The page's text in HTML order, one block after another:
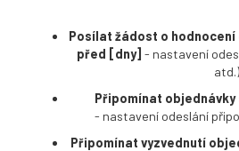
Posílat žádost o
před [dny] - nastavení
atd.)
Připomínat
- nastavení odeslání
Připomínat vyzvednutí